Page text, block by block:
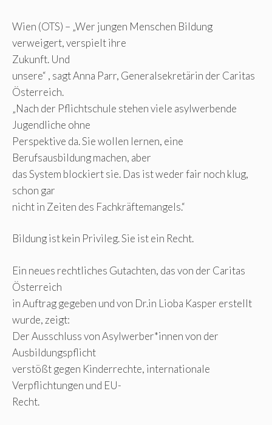
Wien (OTS) – „Wer jungen Menschen Bildung
verweigert, verspielt ihre
Zukunft. Und
unsere“ , sagt Anna Parr, Generalsekretärin der Caritas
Österreich.
„Nach der Pflichtschule stehen viele asylwerbende
Jugendliche ohne
Perspektive da. Sie wollen lernen, eine
Berufsausbildung machen, aber
das System blockiert sie. Das ist weder fair noch klug,
schon gar
nicht in Zeiten des Fachkräftemangels.“
Bildung ist kein Privileg. Sie ist ein Recht.
Ein neues rechtliches Gutachten, das von der Caritas
Österreich
in Auftrag gegeben und von Dr.in Lioba Kasper erstellt
wurde, zeigt:
Der Ausschluss von Asylwerber*innen von der
Ausbildungspflicht
verstößt gegen Kinderrechte, internationale
Verpflichtungen und EU-
Recht.